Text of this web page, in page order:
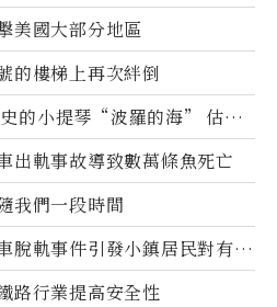
美國大部分地區
的樓梯上再次絆倒
的小提琴“波羅的海” 估價
賣
出軌事故導致數萬條魚死亡
我們一段時間
脫軌事件引發小鎮居民對有毒
路行業提高安全性